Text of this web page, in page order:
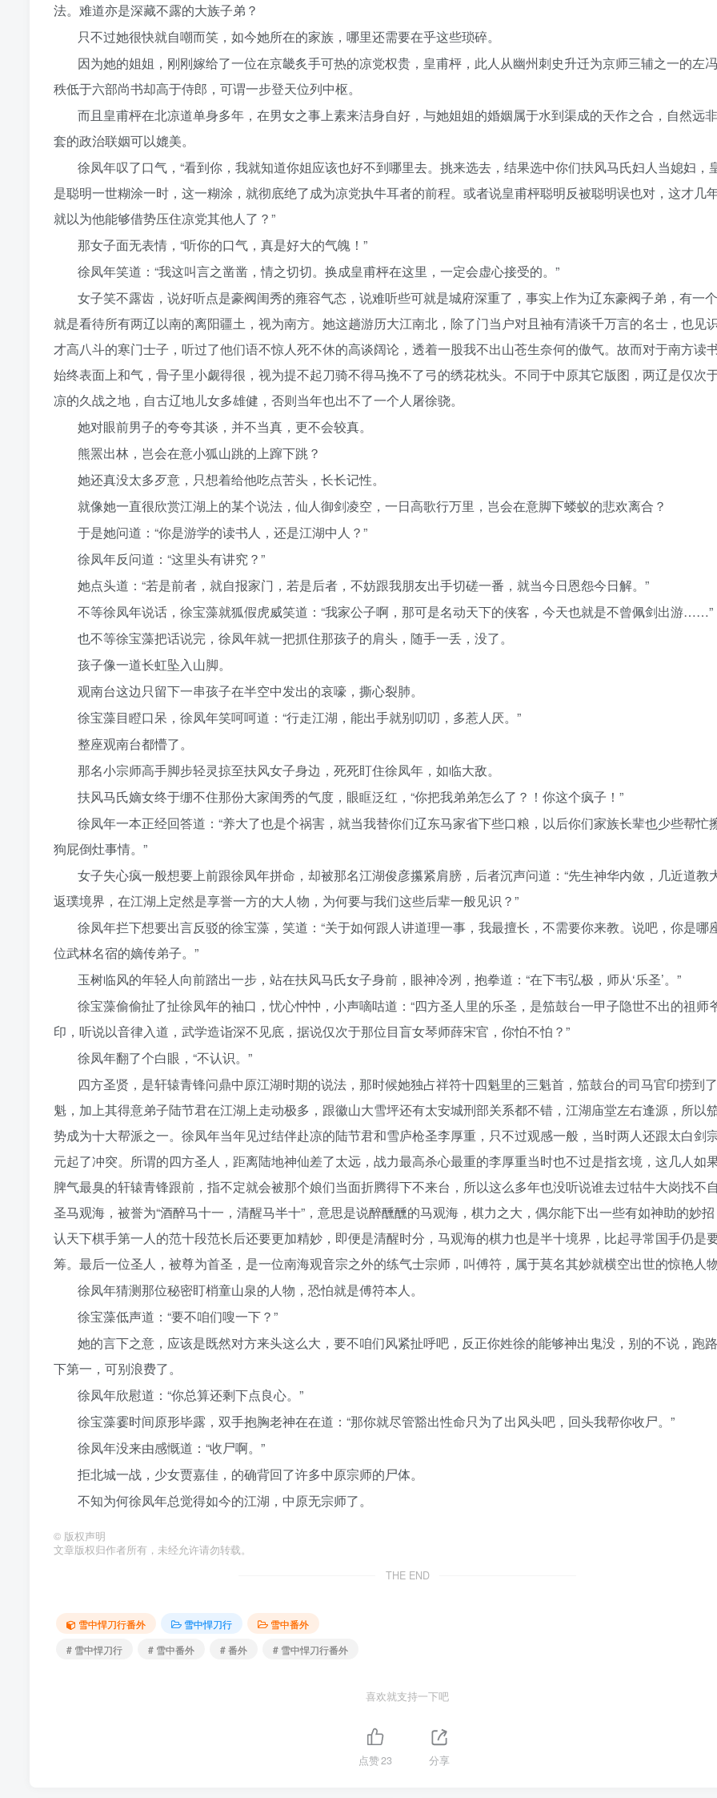
法。难道亦是深藏不露的大族子弟？
只不过她很快就自嘲而笑，如今她所在的家族，哪里还需要在乎这些琐碎。
因为她的姐姐，刚刚嫁给了一位在京畿炙手可热的凉党权贵，皇甫枰，此人从幽州刺史升迁为京师三辅之一的左
秩低于六部尚书却高于侍郎，可谓一步登天位列中枢。
而且皇甫枰在北凉道单身多年，在男女之事上素来洁身自好，与她姐姐的婚姻属于水到渠成的天作之合，自然远
套的政治联姻可以媲美。
徐凤年叹了口气，“看到你，我就知道你姐应该也好不到哪里去。挑来选去，结果选中你们扶风马氏妇人当媳妇，
是聪明一世糊涂一时，这一糊涂，就彻底绝了成为凉党执牛耳者的前程。或者说皇甫枰聪明反被聪明误也对，这才几
就以为他能够借势压住凉党其他人了？”
那女子面无表情，“听你的口气，真是好大的气魄！”
徐凤年笑道：“我这叫言之凿凿，情之切切。换成皇甫枰在这里，一定会虚心接受的。”
女子笑不露齿，说好听点是豪阀闺秀的雍容气态，说难听些可就是城府深重了，事实上作为辽东豪阀子弟，有一
就是看待所有两辽以南的离阳疆土，视为南方。她这趟游历大江南北，除了门当户对且袖有清谈千万言的名士，也见
才高八斗的寒门士子，听过了他们语不惊人死不休的高谈阔论，透着一股我不出山苍生奈何的傲气。故而对于南方读
始终表面上和气，骨子里小觑得很，视为提不起刀骑不得马挽不了弓的绣花枕头。不同于中原其它版图，两辽是仅次
凉的久战之地，自古辽地儿女多雄健，否则当年也出不了一个人屠徐骁。
她对眼前男子的夸夸其谈，并不当真，更不会较真。
熊罴出林，岂会在意小狐山跳的上蹿下跳？
她还真没太多歹意，只想着给他吃点苦头，长长记性。
就像她一直很欣赏江湖上的某个说法，仙人御剑凌空，一日高歌行万里，岂会在意脚下蝼蚁的悲欢离合？
于是她问道：“你是游学的读书人，还是江湖中人？”
徐凤年反问道：“这里头有讲究？”
她点头道：“若是前者，就自报家门，若是后者，不妨跟我朋友出手切磋一番，就当今日恩怨今日解。”
不等徐凤年说话，徐宝藻就狐假虎威笑道：“我家公子啊，那可是名动天下的侠客，今天也就是不曾佩剑出游……”
也不等徐宝藻把话说完，徐凤年就一把抓住那孩子的肩头，随手一丢，没了。
孩子像一道长虹坠入山脚。
观南台这边只留下一串孩子在半空中发出的哀嚎，撕心裂肺。
徐宝藻目瞪口呆，徐凤年笑呵呵道：“行走江湖，能出手就别叨叨，多惹人厌。”
整座观南台都懵了。
那名小宗师高手脚步轻灵掠至扶风女子身边，死死盯住徐凤年，如临大敌。
扶风马氏嫡女终于绷不住那份大家闺秀的气度，眼眶泛红，“你把我弟弟怎么了？！你这个疯子！”
徐凤年一本正经回答道：“养大了也是个祸害，就当我替你们辽东马家省下些口粮，以后你们家族长辈也少些帮忙
狗屁倒灶事情。”
女子失心疯一般想要上前跟徐凤年拼命，却被那名江湖俊彦攥紧肩膀，后者沉声问道：“先生神华内敛，几近道教
返璞境界，在江湖上定然是享誉一方的大人物，为何要与我们这些后辈一般见识？”
徐凤年拦下想要出言反驳的徐宝藻，笑道：“关于如何跟人讲道理一事，我最擅长，不需要你来教。说吧，你是哪
位武林名宿的嫡传弟子。”
玉树临风的年轻人向前踏出一步，站在扶风马氏女子身前，眼神冷冽，抱拳道：“在下韦弘极，师从‘乐圣’。”
徐宝藻偷偷扯了扯徐凤年的袖口，忧心忡忡，小声嘀咕道：“四方圣人里的乐圣，是笳鼓台一甲子隐世不出的祖师
印，听说以音律入道，武学造诣深不见底，据说仅次于那位目盲女琴师薛宋官，你怕不怕？”
徐凤年翻了个白眼，“不认识。”
四方圣贤，是轩辕青锋问鼎中原江湖时期的说法，那时候她独占祥符十四魁里的三魁首，笳鼓台的司马官印捞到
魁，加上其得意弟子陆节君在江湖上走动极多，跟徽山大雪坪还有太安城刑部关系都不错，江湖庙堂左右逢源，所以
势成为十大帮派之一。徐凤年当年见过结伴赴凉的陆节君和雪庐枪圣李厚重，只不过观感一般，当时两人还跟太白剑
元起了冲突。所谓的四方圣人，距离陆地神仙差了太远，战力最高杀心最重的李厚重当时也不过是指玄境，这几人如
脾气最臭的轩辕青锋跟前，指不定就会被那个娘们当面折腾得下不来台，所以这么多年也没听说谁去过牯牛大岗找不
圣马观海，被誉为“酒醉马十一，清醒马半十”，意思是说醉醺醺的马观海，棋力之大，偶尔能下出一些有如神助的妙
认天下棋手第一人的范十段范长后还要更加精妙，即便是清醒时分，马观海的棋力也是半十境界，比起寻常国手仍是
筹。最后一位圣人，被尊为首圣，是一位南海观音宗之外的练气士宗师，叫傅符，属于莫名其妙就横空出世的惊艳人
徐凤年猜测那位秘密盯梢童山泉的人物，恐怕就是傅符本人。
徐宝藻低声道：“要不咱们嗖一下？”
她的言下之意，应该是既然对方来头这么大，要不咱们风紧扯呼吧，反正你姓徐的能够神出鬼没，别的不说，跑
下第一，可别浪费了。
徐凤年欣慰道：“你总算还剩下点良心。”
徐宝藻霎时间原形毕露，双手抱胸老神在在道：“那你就尽管豁出性命只为了出风头吧，回头我帮你收尸。”
徐凤年没来由感慨道：“收尸啊。”
拒北城一战，少女贾嘉佳，的确背回了许多中原宗师的尸体。
不知为何徐凤年总觉得如今的江湖，中原无宗师了。
© 版权声明
文章版权归作者所有，未经允许请勿转载。
THE END
雪中悍刀行番外 雪中悍刀行
雪中番外
# 雪中悍刀行
# 雪中番外 # 番外 # 雪中悍刀行番外
喜欢就支持一下吧
点赞23 分享